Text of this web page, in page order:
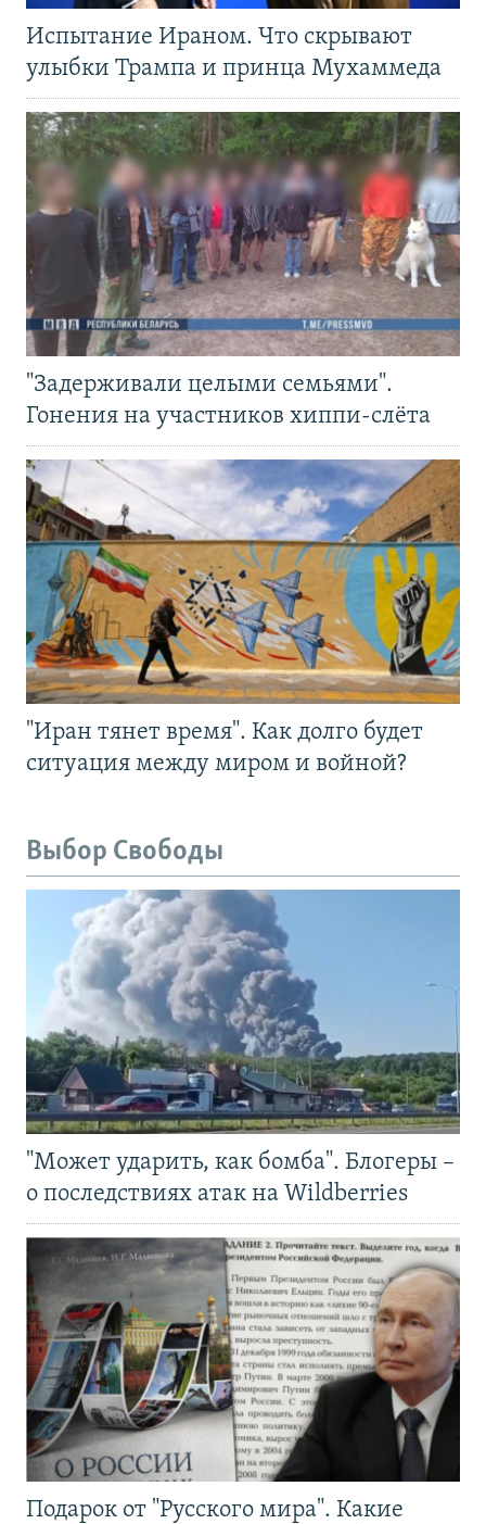
Испытание Ираном. Что скрывают
улыбки Трампа и принца Мухаммеда
"Задерживали целыми семьями".
Гонения на участников хиппи-слёта
"Иран тянет время". Как долго будет
ситуация между миром и войной?
Выбор Свободы
"Может ударить, как бомба". Блогеры –
о последствиях атак на Wildberries
Подарок от "Русского мира". Какие